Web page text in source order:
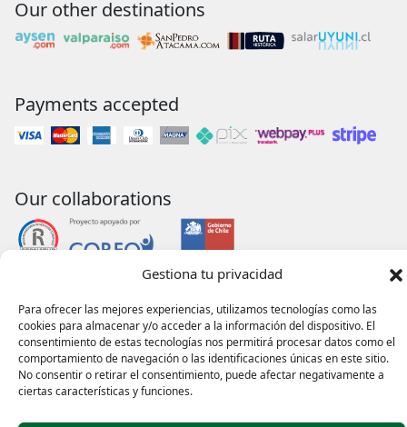
Gestiona tu privacidad
Para ofrecer las mejores experiencias, utilizamos tecnologías como las
cookies para almacenar y/o acceder a la información del dispositivo. El
consentimiento de estas tecnologías nos permitirá procesar datos como el
comportamiento de navegación o las identificaciones únicas en este sitio.
No consentir o retirar el consentimiento, puede afectar negativamente a
ciertas características y funciones.
Our other destinations
Payments accepted
Our collaborations